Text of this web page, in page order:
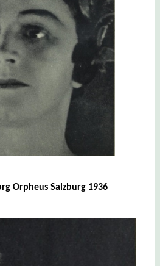
Orpheus Salzburg 1936